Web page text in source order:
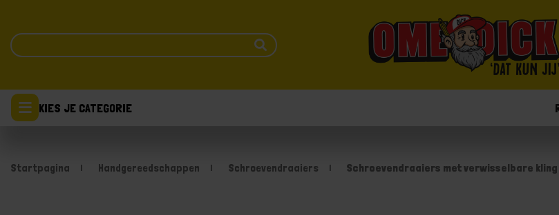
KIES JE CATEGORIE
Startpagina Handgereedschappen Schroevendraaiers Schroevendraaiers met verwisselbare kling